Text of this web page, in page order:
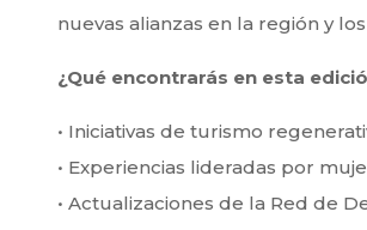
nuevas alianzas en la región y
¿Qué encontrarás en esta
• Iniciativas de turismo
• Experiencias lideradas por
• Actualizaciones de la Red de